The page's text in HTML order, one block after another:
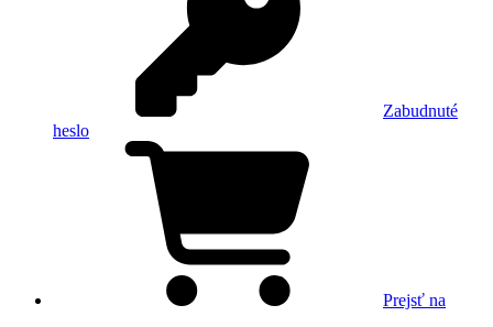
Zabudnuté
heslo
Prejsť na